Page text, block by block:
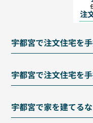
宇都宮で注文住宅を
宇都宮で注文住宅を
宇都宮で家を建てる